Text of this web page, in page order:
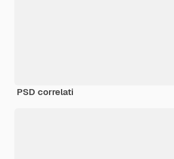
PSD correlati